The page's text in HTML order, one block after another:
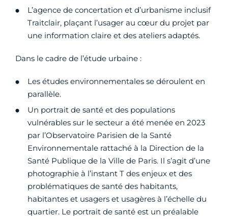
L’agence de concertation et d’urbanisme inclusif
Traitclair, plaçant l’usager au cœur du projet par
une information claire et des ateliers adaptés.
Dans le cadre de l’étude urbaine :
Les études environnementales se déroulent en
parallèle.
Un portrait de santé et des populations
vulnérables sur le secteur a été menée en 2023
par l’Observatoire Parisien de la Santé
Environnementale rattaché à la Direction de la
Santé Publique de la Ville de Paris. Il s’agit d’une
photographie à l’instant T des enjeux et des
problématiques de santé des habitants,
habitantes et usagers et usagères à l’échelle du
quartier. Le portrait de santé est un préalable